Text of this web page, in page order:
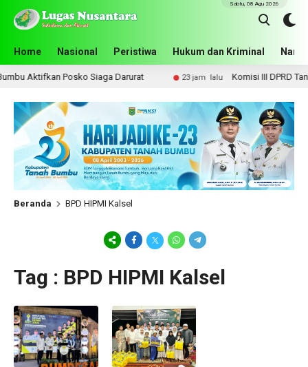
Home Nasional Peristiwa Hukum dan Kriminal
Sabtu, 08 Agu 2026
Aktifkan Posko Siaga Darurat 23 jam lalu Komisi III DPRD
Beranda BPD HIPMI Kalsel
Tag : BPD HIPMI Kalsel